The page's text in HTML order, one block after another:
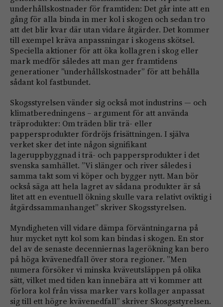
underhållskostnader för framtiden: Det går inte att en
gång för alla binda in mer kol i skogen och sedan tro
att det blir kvar där utan vidare åtgärder. Det kommer
till exempel kräva anpassningar i skogens skötsel.
Speciella aktioner för att öka kollagren i skog eller
mark medför således att man ger framtidens
generationer ”underhållskostnader” för att behålla
sådant kol fastbundet.
Skogsstyrelsen vänder sig också mot industrins — och
klimatberedningens – argument för att använda
träprodukter: Om träden blir trä- eller
pappersprodukter fördröjs frisättningen. I själva
verket sker det inte någon signifikant
lageruppbyggnad i trä- och pappersprodukter i det
svenska samhället. ”Vi slänger och river således i
samma takt som vi köper och bygger nytt. Man bör
också säga att hela lagret av sådana produkter är så
litet att en eventuell ökning skulle vara relativt oviktig i
åtgärdssammanhanget” skriver Skogsstyrelsen.
Myndigheten vill vidare dämpa förväntningarna på
hur mycket nytt kol som kan bindas i skogen. En stor
del av de senaste decenniernas lagerökning kan bero
på höga kvävenedfall över stora regioner. ”Men
numera försöker vi minska kväveutsläppen på olika
sätt, vilket med tiden kan innebära att vi kommer att
förlora kol från vissa marker vars kollager anpassat
sig till ett högre kvävenedfall” skriver Skosgsstyrelsen.